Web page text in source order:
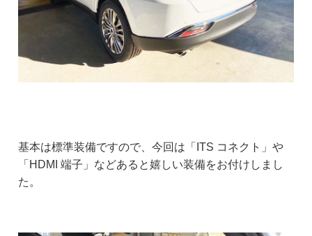
基本は標準装備ですので、今回は「ITS コネクト」や
「HDMI 端子」などあると嬉しい装備をお付けしまし
た。